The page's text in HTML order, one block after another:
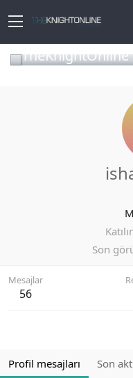
Son
Mesajlar
56
Profil mesajları Son